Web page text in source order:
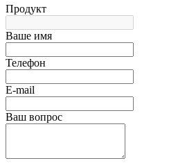
Продукт
Ваше имя
Телефон
E-mail
Ваш вопрос